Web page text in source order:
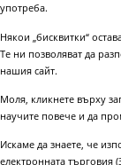
употреба.
Някои „бисквитки“
Те ни позволяват да
нашия сайт.
Моля, кликнете върху
научите повече и да
Искаме да знаете, че
електронната търговия